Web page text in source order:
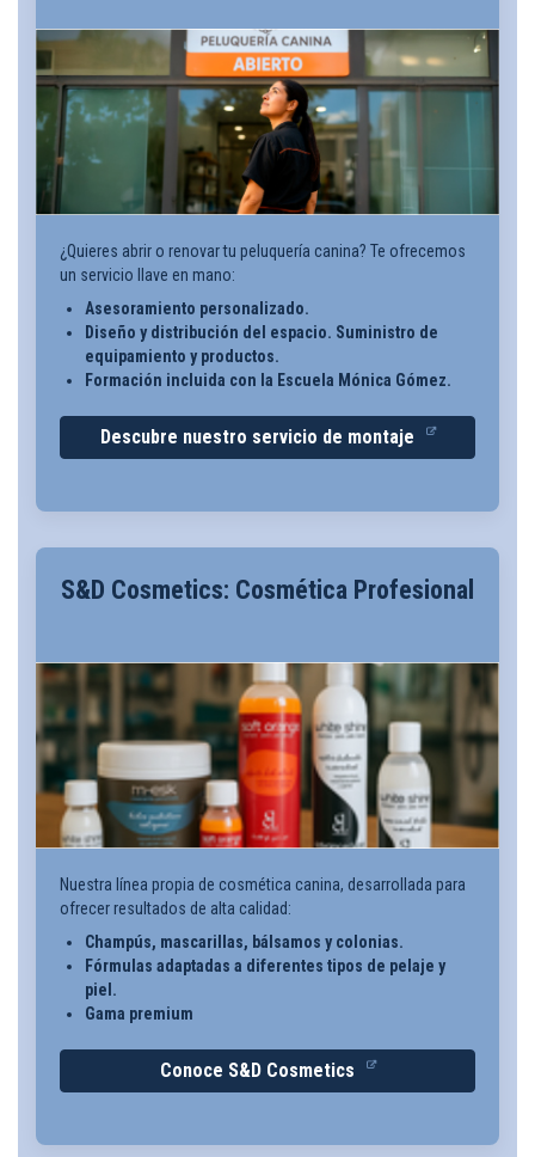
¿Quieres abrir o renovar tu peluquería canina? Te ofrecemos
un servicio llave en mano:
Asesoramiento personalizado.
Diseño y distribución del espacio. Suministro de
equipamiento y productos.
Formación incluida con la Escuela Mónica Gómez.
Descubre nuestro servicio de montaje
S&D Cosmetics: Cosmética Profesional
Nuestra línea propia de cosmética canina, desarrollada para
ofrecer resultados de alta calidad:
Champús, mascarillas, bálsamos y colonias.
Fórmulas adaptadas a diferentes tipos de pelaje y
piel.
Gama premium
Conoce S&D Cosmetics